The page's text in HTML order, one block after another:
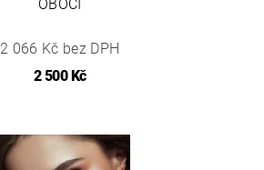
OBOČÍ
2 066 Kč bez DPH
2 500 Kč